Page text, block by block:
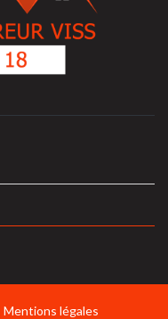
Mentions légales